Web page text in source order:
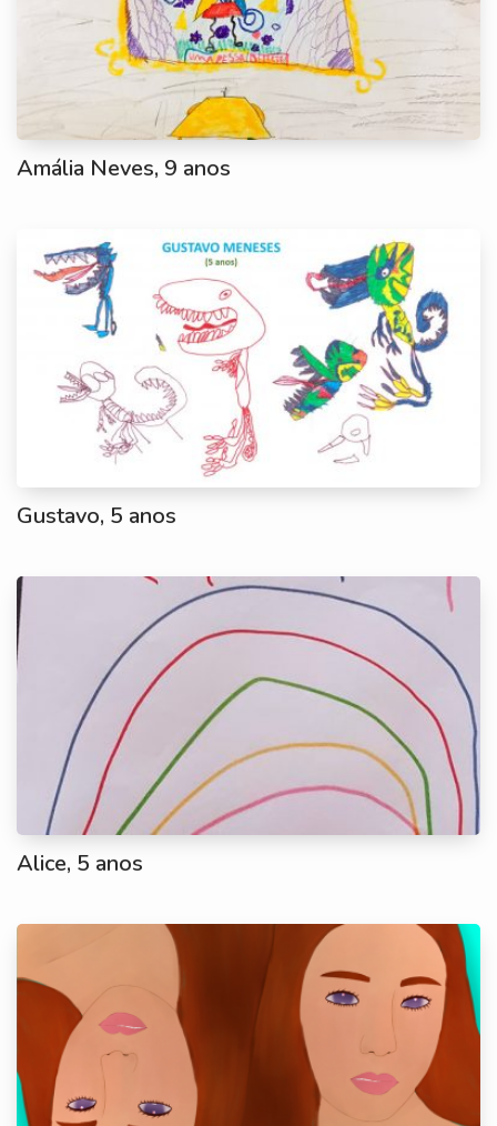
Amália Neves, 9 anos
Gustavo, 5 anos
Alice, 5 anos